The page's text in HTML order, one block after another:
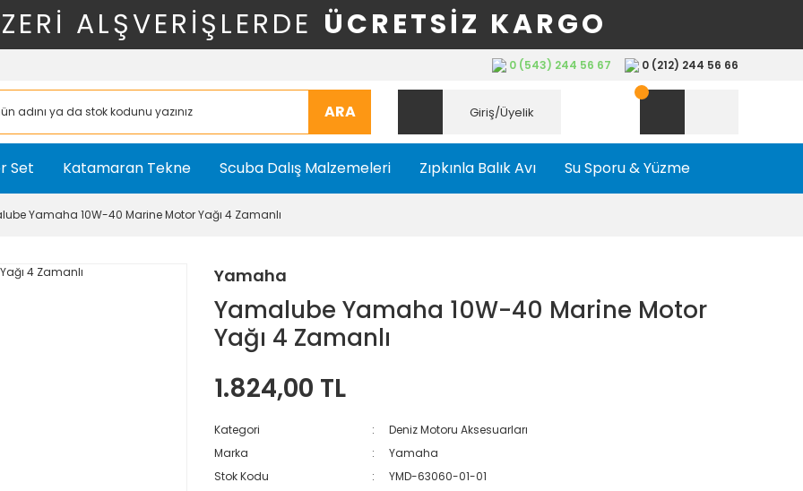
ALŞVERİŞLERDE ÜCRETSİZ KARGO
0 (543) 244 56 67 0 (212) 244 56 66
ARA Giriş/Üyelik
Set Katamaran Tekne Scuba Dalış Malzemeleri Zıpkınla Balık Avı Su Sporu & Yüzme
Yamaha 10W-40 Marine Motor Yağı 4 Zamanlı
Yamaha
Yamalube Yamaha 10W-40 Marine Motor
Yağı 4 Zamanlı
1.824,00 TL
Kategori
Deniz Motoru Aksesuarları
Marka
Yamaha
Stok Kodu
YMD-63060-01-01